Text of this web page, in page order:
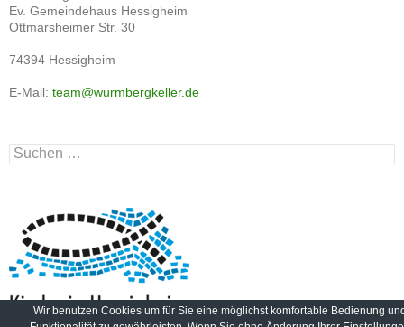
Ev. Gemeindehaus Hessigheim
Ottmarsheimer Str. 30
74394 Hessigheim
E-Mail: team@wurmbergkeller.de
Suchen
nach:
Wir benutzen Cookies um für Sie eine möglichst komfortable Bedienung